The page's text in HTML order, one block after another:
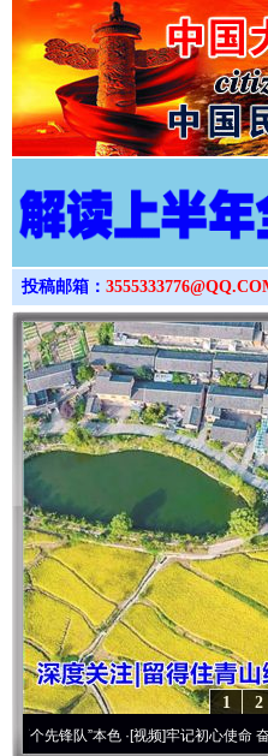
投稿邮箱：
2
1
”本色·[视频]牢记初心使命 奋进复兴征